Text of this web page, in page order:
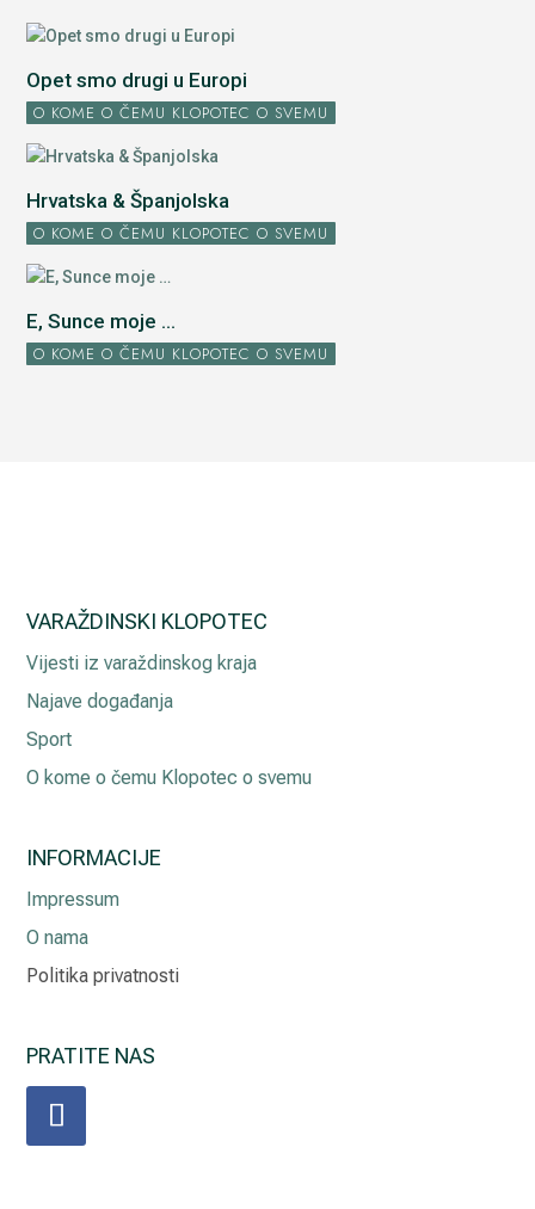
Opet smo drugi u Europi
O KOME O ČEMU KLOPOTEC O SVEMU
Hrvatska & Španjolska
O KOME O ČEMU KLOPOTEC O SVEMU
E, Sunce moje ...
O KOME O ČEMU KLOPOTEC O SVEMU
VARAŽDINSKI KLOPOTEC
Vijesti iz varaždinskog kraja
Najave događanja
Sport
O kome o čemu Klopotec o svemu
INFORMACIJE
Impressum
O nama
Politika privatnosti
PRATITE NAS